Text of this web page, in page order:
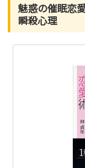
魅惑の催眠恋
瞬殺心理